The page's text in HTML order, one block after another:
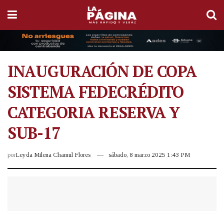
INAUGURACIÓN DE COPA
SISTEMA FEDECRÉDITO
CATEGORIA RESERVA Y
SUB-17
porLeyda Milena Chamul Flores sábado, 8 marzo 2025 1:43 PM